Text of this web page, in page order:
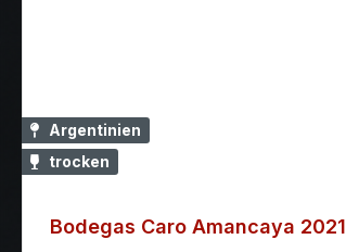
Argentinien
trocken
Bodegas Caro Amancaya 2021